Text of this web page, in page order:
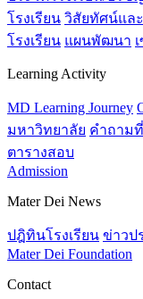
โรงเรียน วิสัยทัศน์แล
โรงเรียน แผนพัฒนา
Learning Activity
MD Learning Journey
มหาวิทยาลัย คำถาม
ตารางสอบ
Admission
Mater Dei News
ปฎิทินโรงเรียน ข่าวป
Mater Dei Foundation
Contact